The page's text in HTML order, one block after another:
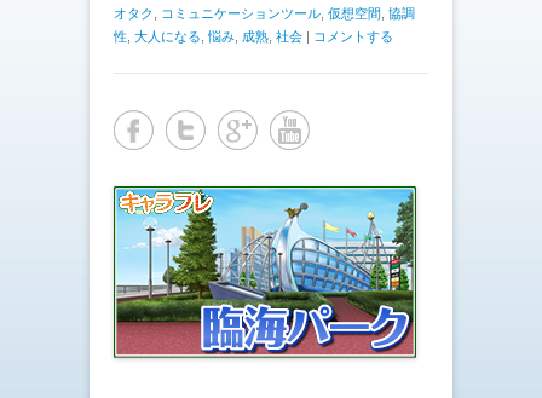
オタク
コミュニケーションツール 仮想空間 協調
性 大人になる ,悩み 成熟 社会 コメントする